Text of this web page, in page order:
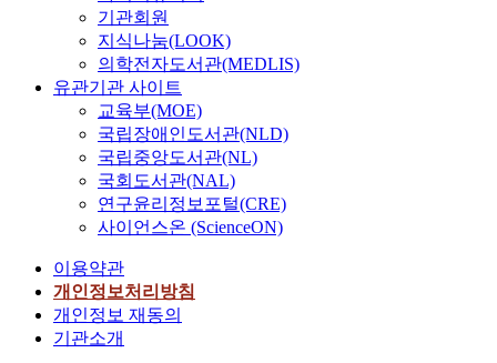
기관회원
지식나눔(LOOK)
의학전자도서관(MEDLIS)
유관기관 사이트
교육부(MOE)
국립장애인도서관(NLD)
국립중앙도서관(NL)
국회도서관(NAL)
연구윤리정보포털(CRE)
사이언스온 (ScienceON)
이용약관
개인정보처리방침
개인정보 재동의
기관소개